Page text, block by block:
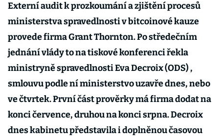
Externí audit k prozkoumání a zjištění procesů
ministerstva spravedlnosti v bitcoinové kauze
provede firma Grant Thornton. Po středečním
jednání vlády to na tiskové konferenci řekla
ministryně spravedlnosti Eva Decroix (ODS) ,
smlouvu podle ní ministerstvo uzavře dnes, nebo
ve čtvrtek. První část prověrky má firma dodat na
konci července, druhou na konci srpna. Decroix
dnes kabinetu představila i doplněnou časovou